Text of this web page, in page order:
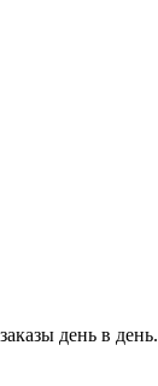
день в день.